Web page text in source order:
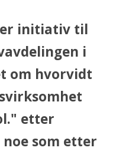
initiativ til
i
om hvorvidt
etter
noe som etter